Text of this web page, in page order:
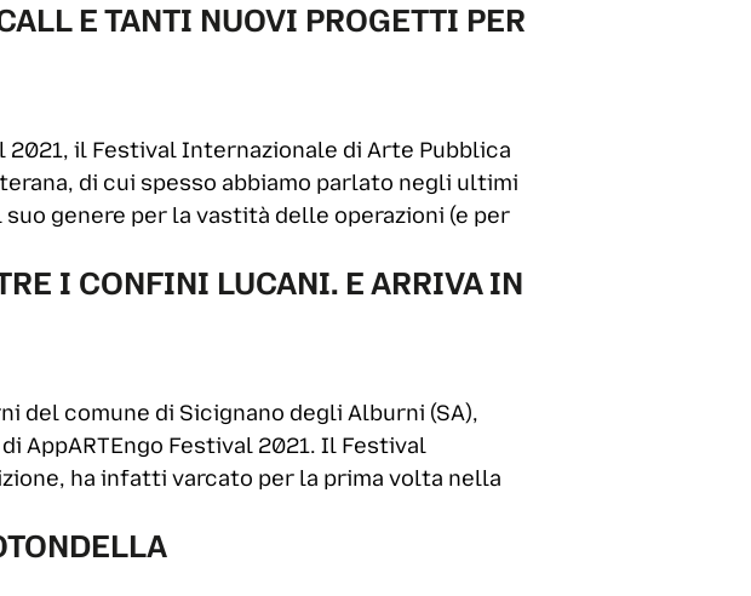
E TANTI NUOVI PROGETTI PER
il Festival Internazionale di Arte Pubblica
di cui spesso abbiamo parlato negli ultimi
genere per la vastità delle operazioni (e per
I CONFINI LUCANI. E ARRIVA IN
del comune di Sicignano degli Alburni (SA),
AppARTEngo Festival 2021. Il Festival
ha infatti varcato per la prima volta nella